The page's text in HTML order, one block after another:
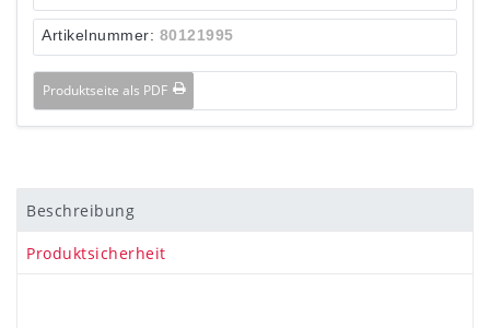
Artikelnummer: 80121995
Produktseite als PDF
Beschreibung
Produktsicherheit